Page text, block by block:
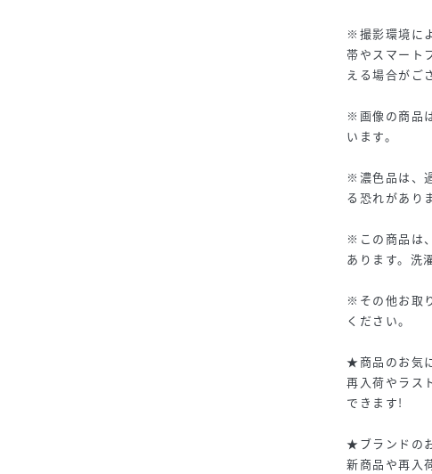
※撮影環境に
帯やスマート
える場合がご
※画像の商品
います。
※濃色品は、
る恐れがあり
※この商品は
あります。洗
※その他お取
ください。
★商品のお気
再入荷やラス
できます!
★ブランドの
新商品や再入